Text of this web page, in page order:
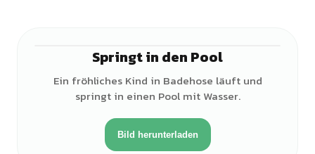
Springt in den Pool
Ein fröhliches Kind in Badehose läuft und
springt in einen Pool mit Wasser.
Bild herunterladen